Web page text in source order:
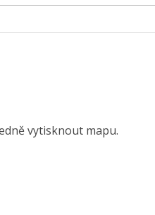
vytisknout mapu.